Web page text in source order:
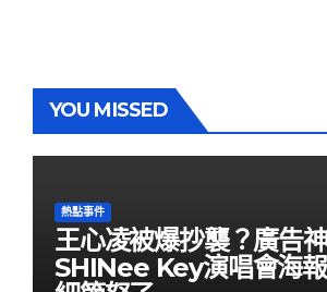
YOU MISSED
熱點事件
王心凌被爆抄襲？廣告
SHINee Key演唱會海